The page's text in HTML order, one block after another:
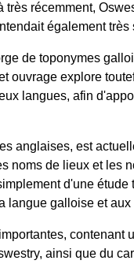
récemment,
également
de toponymes
ouvrage explore
langues, afin
anglaises, est
noms de lieux et les
d'une
langue galloise et
contenant
ainsi que du